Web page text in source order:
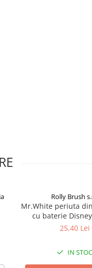
Rolly Brush
Mr.White periuta
cu baterie
Zephyr Labs
25,40 Lei
IN STOC